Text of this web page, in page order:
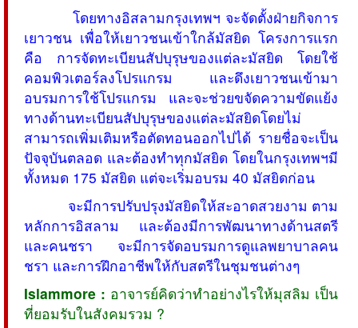
โดยทางอิสลามกรุงเทพฯ จะจัดตั้งฝ่ายกิจการ
เยาวชน เพื่อให้เยาวชนเข้าใกล้มัสยิด โครงการแรก
คือ การจัดทะเบียนสัปบุรุษของแต่ละมัสยิด โดยใช้
คอมพิวเตอร์ลงโปรแกรม และดึงเยาวชนเข้ามา
อบรมการใช้โปรแกรม และจะช่วยขจัดความขัดแย้ง
ทางด้านทะเบียนสัปบุรุษของแต่ละมัสยิดโดยไม่
สามารถเพิ่มเติมหรือตัดทอนออกไปได้ รายชื่อจะเป็น
ปัจจุบันตลอด และต้องทำทุกมัสยิด โดยในกรุงเทพฯมี
ทั้งหมด 175 มัสยิด แต่จะเริ่มอบรม 40 มัสยิดก่อน
จะมีการปรับปรุงมัสยิดให้สะอาดสวยงาม ตาม
หลักการอิสลาม และต้องมีการพัฒนาทางด้านสตรี
และคนชรา จะมีการจัดอบรมการดูแลพยาบาลคน
ชรา และการฝึกอาชีพให้กับสตรีในชุมชนต่างๆ
Islammore : อาจารย์คิดว่าทำอย่างไรให้มุสลิม เป็น
ที่ยอมรับในสังคมรวม ?